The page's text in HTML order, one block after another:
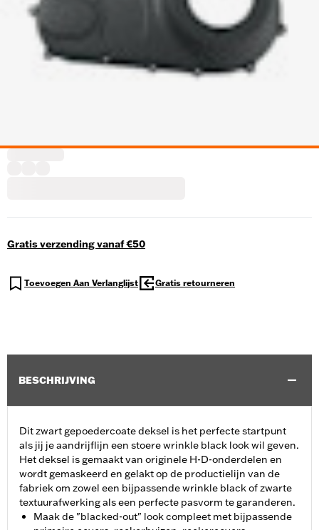
Gratis verzending vanaf €50
Toevoegen Aan Verlanglijst Gratis retourneren
BESCHRIJVING
Dit zwart gepoedercoate deksel is het perfecte startpunt
als jij je aandrijflijn een stoere wrinkle black look wil geven.
Het deksel is gemaakt van originele H-D-onderdelen en
wordt gemaskeerd en gelakt op de productielijn van de
fabriek om zowel een bijpassende wrinkle black of zwarte
textuurafwerking als een perfecte pasvorm te garanderen.
Maak de "blacked-out" look compleet met bijpassende